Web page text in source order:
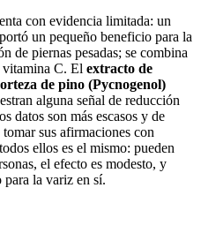
con evidencia limitada: un
un pequeño beneficio para la
de piernas pesadas; se combina
vitamina C. El extracto de
de pino (Pycnogenol)
alguna señal de reducción
datos son más escasos y de
sus afirmaciones con
ellos es el mismo: pueden
el efecto es modesto, y
la variz en sí.